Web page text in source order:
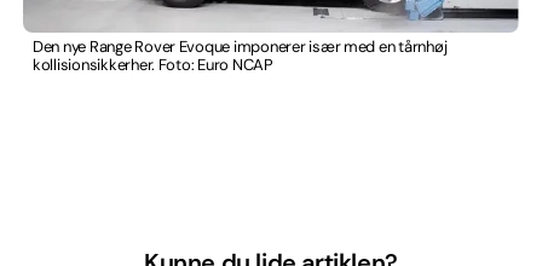
Den nye Range Rover Evoque imponerer især med en tårnhøj
kollisionsikkerher. Foto: Euro NCAP